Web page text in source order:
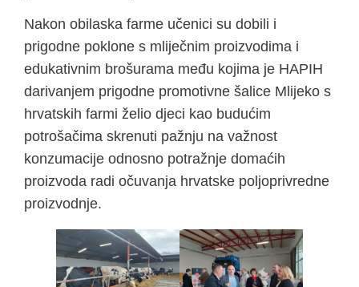
Nakon obilaska farme učenici su dobili i
prigodne poklone s mliječnim proizvodima i
edukativnim brošurama među kojima je HAPIH
darivanjem prigodne promotivne šalice Mlijeko s
hrvatskih farmi želio djeci kao budućim
potrošačima skrenuti pažnju na važnost
konzumacije odnosno potražnje domaćih
proizvoda radi očuvanja hrvatske poljoprivredne
proizvodnje.